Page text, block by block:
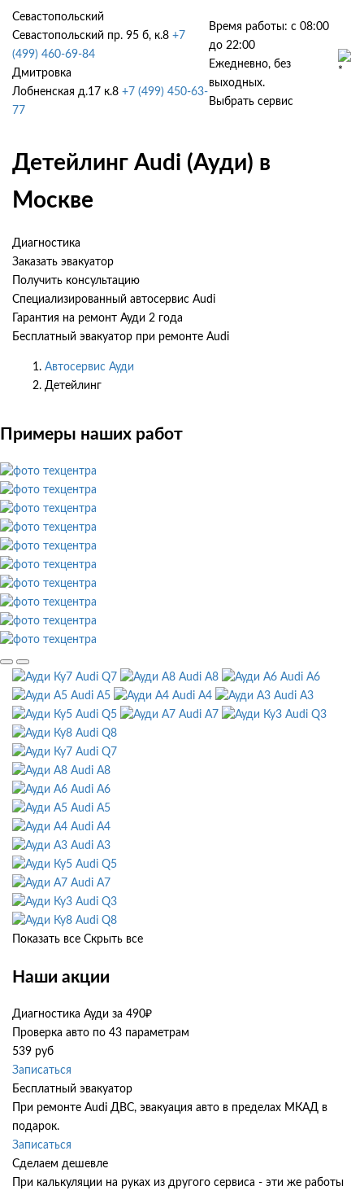
Севастопольский
Севастопольский пр. 95 б, к.8 +7
(499) 460-69-84
Дмитровка
Лобненская д.17 к.8 +7 (499) 450-63-
77
Время работы: с 08:00
до 22:00
Ежедневно, без
выходных.
Выбрать сервис
Детейлинг Audi (Ауди) в
Москве
Диагностика
Заказать эвакуатор
Получить консультацию
Специализированный автосервис Audi
Гарантия на ремонт Ауди 2 года
Бесплатный эвакуатор при ремонте Audi
Автосервис Ауди
Детейлинг
Примеры наших работ
Audi Q7 Audi A8
Audi A6
Audi A5
Audi A4
Audi A3
Audi Q5
Audi A7
Audi Q3
Audi Q8
Audi Q7
Audi A8
Audi A6
Audi A5
Audi A4
Audi A3
Audi Q5
Audi A7
Audi Q3
Audi Q8
Показать все Скрыть все
Наши акции
Диагностика Ауди за 490₽
Проверка авто по 43 параметрам
539 руб
Записаться
Бесплатный эвакуатор
При ремонте Audi ДВС, эвакуация авто в пределах МКАД в
подарок.
Записаться
Сделаем дешевле
При калькуляции на руках из другого сервиса - эти же работы